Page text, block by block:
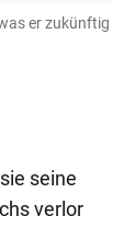
er zukünftig
seine
verlor